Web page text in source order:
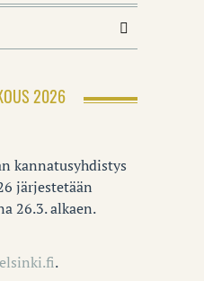
2026
kannatusyhdistys
järjestetään
26.3. alkaen.
.